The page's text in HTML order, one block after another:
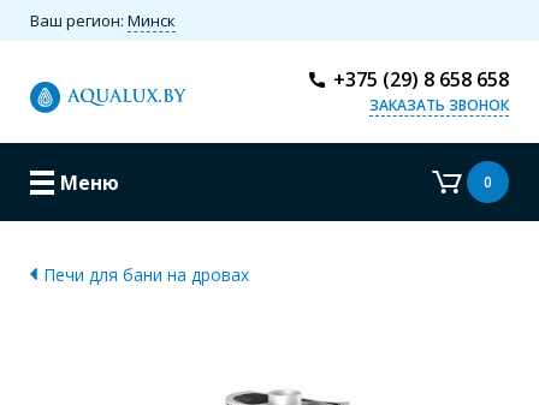
Ваш регион: Минск
+375 (29) 8 658 658
ЗАКАЗАТЬ ЗВОНОК
Меню 0
Печи для бани на дровах